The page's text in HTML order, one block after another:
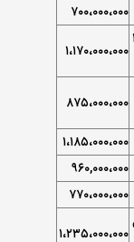
۷۰۰،۰۰۰،۰۰۰
۱،۱۷۰،۰۰۰،۰۰۰
۸۷۵،۰۰۰،۰۰۰
۱،۱۸۵،۰۰۰،۰۰۰
۹۶۰,۰۰۰،۰۰۰
۷۷۰،۰۰۰،۰۰۰
۱،۲۳۵،۰۰۰،۰۰۰